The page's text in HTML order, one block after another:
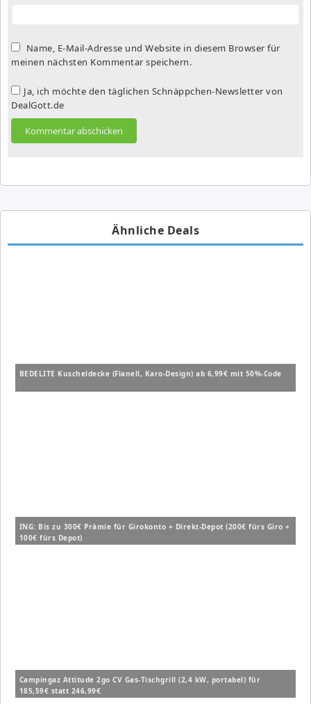
Name, E-Mail-Adresse und Website in diesem Browser für
meinen nächsten Kommentar speichern.
Ja, ich möchte den täglichen Schnäppchen-Newsletter von
DealGott.de
Ähnliche Deals
BEDELITE Kuscheldecke (Flanell, Karo-Design) ab 6,99€ mit 50%-Code
ING: Bis zu 300€ Prämie für Girokonto + Direkt-Depot (200€ fürs Giro +
100€ fürs Depot)
Campingaz Attitude 2go CV Gas-Tischgrill (2,4 kW, portabel) für
185,59€ statt 246,99€